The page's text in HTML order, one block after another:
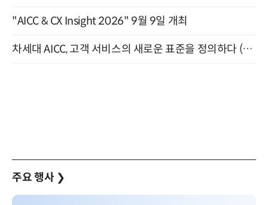
"AICC & CX Insight 2026" 9월 9일 개최
차세대 AICC, 고객 서비스의 새로운 표준을 정의하다 (9/9)
주요 행사 ❯